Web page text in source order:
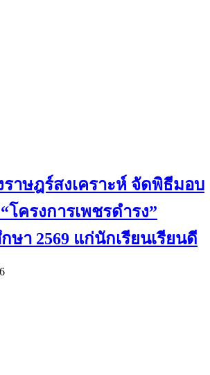
ราษฎร์สงเคราะห์ จัดพิธีมอบ
ครงการเพชรดำรง”
ษา 2569 แก่นักเรียนเรียนดี